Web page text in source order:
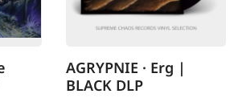
AGRYPNIE · Erg |
BLACK DLP